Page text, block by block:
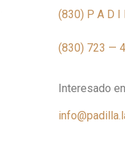
(830) P A D I
(830) 723 —
Interesado